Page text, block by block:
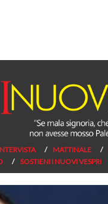
MATTINALE
SOSTIENI I NUOVI VESPRI